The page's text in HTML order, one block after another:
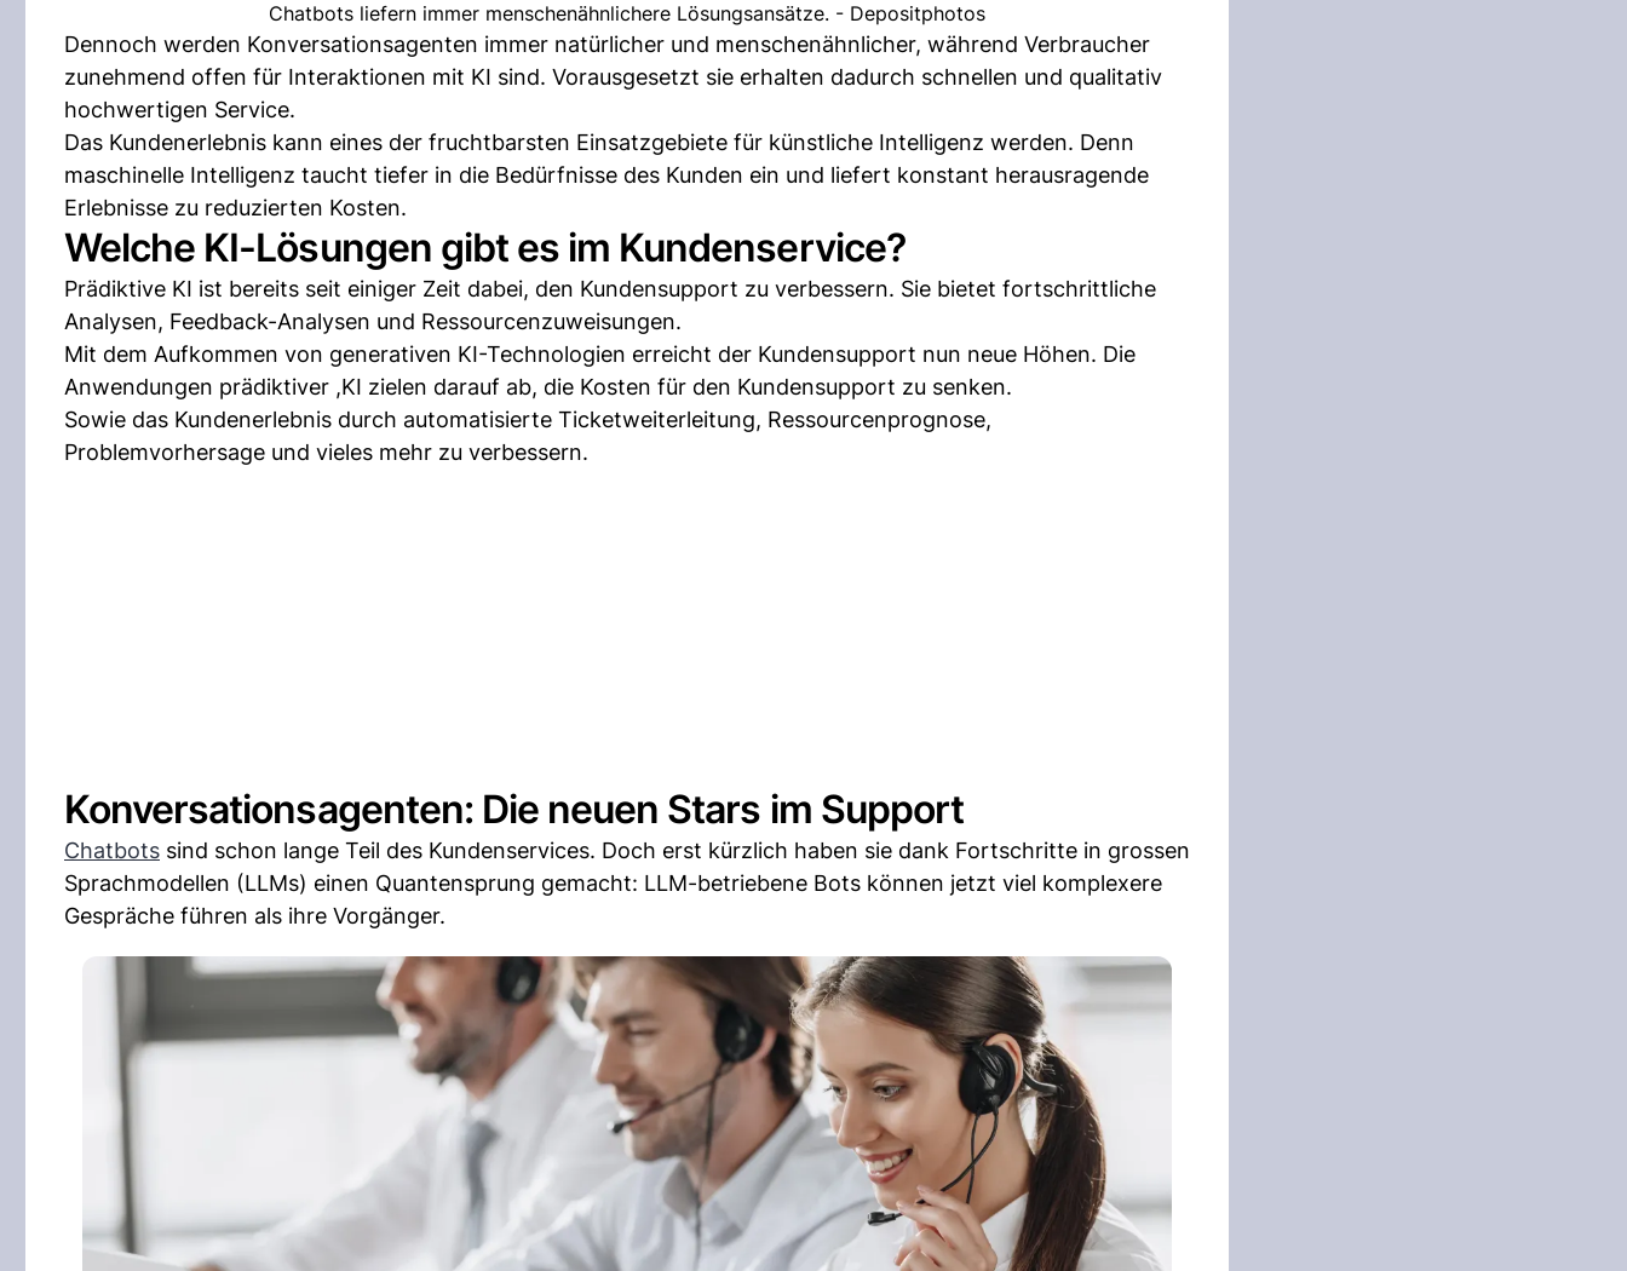
Chatbots liefern immer menschenähnlichere Lösungsansätze. - Depositphotos
Dennoch werden Konversationsagenten immer natürlicher und menschenähnlicher, während Verbraucher
zunehmend offen für Interaktionen mit KI sind. Vorausgesetzt sie erhalten dadurch schnellen und qualitativ
hochwertigen Service.
Das Kundenerlebnis kann eines der fruchtbarsten Einsatzgebiete für künstliche Intelligenz werden. Denn
maschinelle Intelligenz taucht tiefer in die Bedürfnisse des Kunden ein und liefert konstant herausragende
Erlebnisse zu reduzierten Kosten.
Welche KI-Lösungen gibt es im Kundenservice?
Prädiktive KI ist bereits seit einiger Zeit dabei, den Kundensupport zu verbessern. Sie bietet fortschrittliche
Analysen, Feedback-Analysen und Ressourcenzuweisungen.
Mit dem Aufkommen von generativen KI-Technologien erreicht der Kundensupport nun neue Höhen. Die
Anwendungen prädiktiver ,KI zielen darauf ab, die Kosten für den Kundensupport zu senken.
Sowie das Kundenerlebnis durch automatisierte Ticketweiterleitung, Ressourcenprognose,
Problemvorhersage und vieles mehr zu verbessern.
Konversationsagenten: Die neuen Stars im Support
Chatbots sind schon lange Teil des Kundenservices. Doch erst kürzlich haben sie dank Fortschritte in grossen
Sprachmodellen (LLMs) einen Quantensprung gemacht: LLM-betriebene Bots können jetzt viel komplexere
Gespräche führen als ihre Vorgänger.